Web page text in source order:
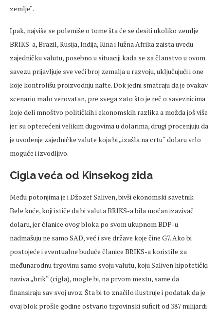
zemlje“.
Ipak, najviše se polemiše o tome šta će se desiti ukoliko zemlje
BRIKS-a, Brazil, Rusija, Indija, Kina i Južna Afrika zaista uvedu
zajedničku valutu, posebno u situaciji kada se za članstvo u ovom
savezu prijavljuje sve veći broj zemalja u razvoju, uključujući i one
koje kontrolišu proizvodnju nafte. Dok jedni smatraju da je ovakav
scenario malo verovatan, pre svega zato što je reč o saveznicima
koje deli mnoštvo političkih i ekonomskih razlika a možda još više
jer su opterećeni velikim dugovima u dolarima, drugi procenjuju da
je uvođenje zajedničke valute koja bi „izašla na crtu“ dolaru vrlo
moguće i izvodljivo.
Cigla veća od Kinsekog zida
Među potonjima je i Džozef Saliven, bivši ekonomski savetnik
Bele kuće, koji ističe da bi valuta BRIKS-a bila moćan izazivač
dolaru, jer članice ovog bloka po svom ukupnom BDP-u
nadmašuju ne samo SAD, već i sve države koje čine G7. Ako bi
postojeće i eventualne buduće članice BRIKS-a koristile za
međunarodnu trgovinu samo svoju valutu, koju Saliven hipotetički
naziva „brik“ (cigla), mogle bi, na prvom mestu, same da
finansiraju sav svoj uvoz. Šta bi to značilo ilustruje i podatak da je
ovaj blok prošle godine ostvario trgovinski suficit od 387 milijardi